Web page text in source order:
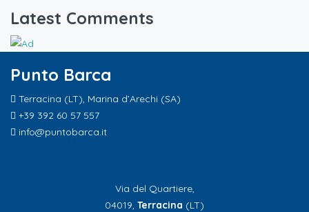
Latest Comments
Punto Barca
Terracina (LT), Marina d’Arechi (SA)
+39 392 60 57 557
info@puntobarca.it
Via del Quartiere,
04019, Terracina (LT)